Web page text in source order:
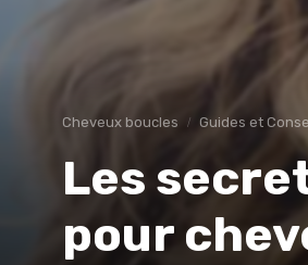
Cheveux boucles Guides et
Les
pour